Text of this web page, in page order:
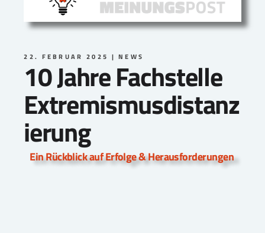
22. FEBRUAR 2025 NEWS
10 Jahre Fachstelle
Extremismusdistanz
ierung
Ein Rückblick auf Erfolge & Herausforderungen